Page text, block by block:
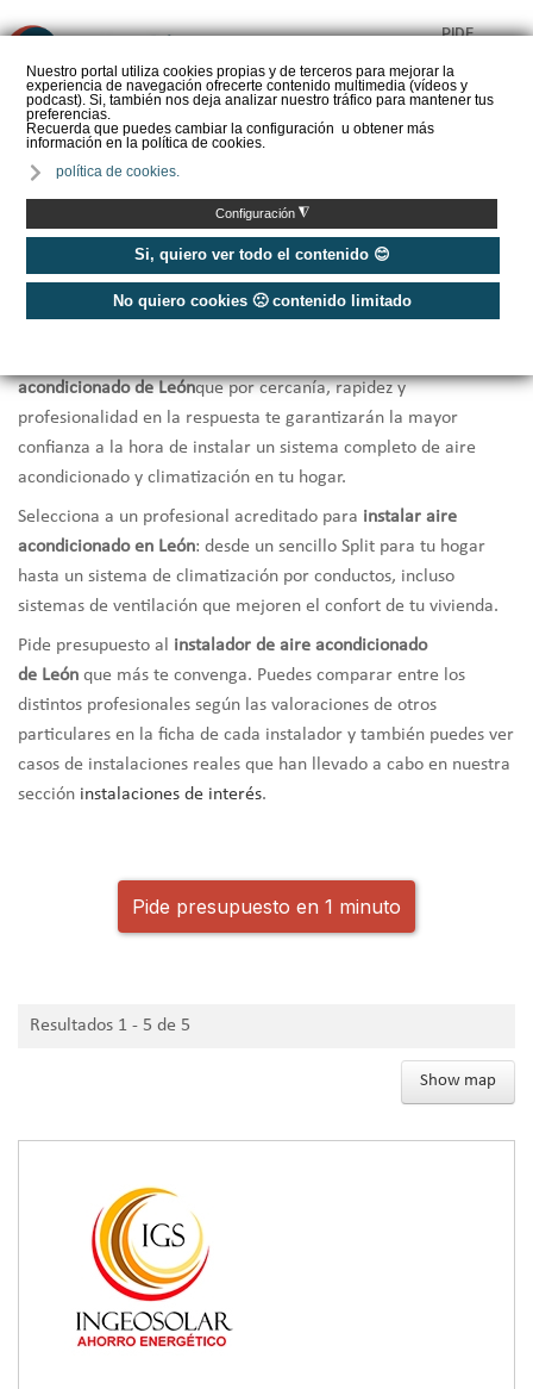
Nuestro portal utiliza cookies propias y de terceros para mejorar la
experiencia de navegación ofrecerte contenido multimedia (vídeos y
podcast). Si, también nos deja analizar nuestro tráfico para mantener tus
preferencias.
Recuerda que puedes cambiar la configuración u obtener más
información en la política de cookies.
política de cookies.
Configuración ◮
Si, quiero ver todo el contenido 😊
No quiero cookies 🙁 contenido limitado
PIDE
CALORYFRIO
Inicio
Instaladores Aire Acondicionado
acondicionado de Leónque por cercanía, rapidez y
profesionalidad en la respuesta te garantizarán la mayor
confianza a la hora de instalar un sistema completo de aire
acondicionado y climatización en tu hogar.
Selecciona a un profesional acreditado para instalar aire
acondicionado en León: desde un sencillo Split para tu hogar
hasta un sistema de climatización por conductos, incluso
sistemas de ventilación que mejoren el confort de tu vivienda.
Pide presupuesto al instalador de aire acondicionado
de León que más te convenga. Puedes comparar entre los
distintos profesionales según las valoraciones de otros
particulares en la ficha de cada instalador y también puedes ver
casos de instalaciones reales que han llevado a cabo en nuestra
sección instalaciones de interés.
Pide presupuesto en 1 minuto
Resultados 1 - 5 de 5
Show map